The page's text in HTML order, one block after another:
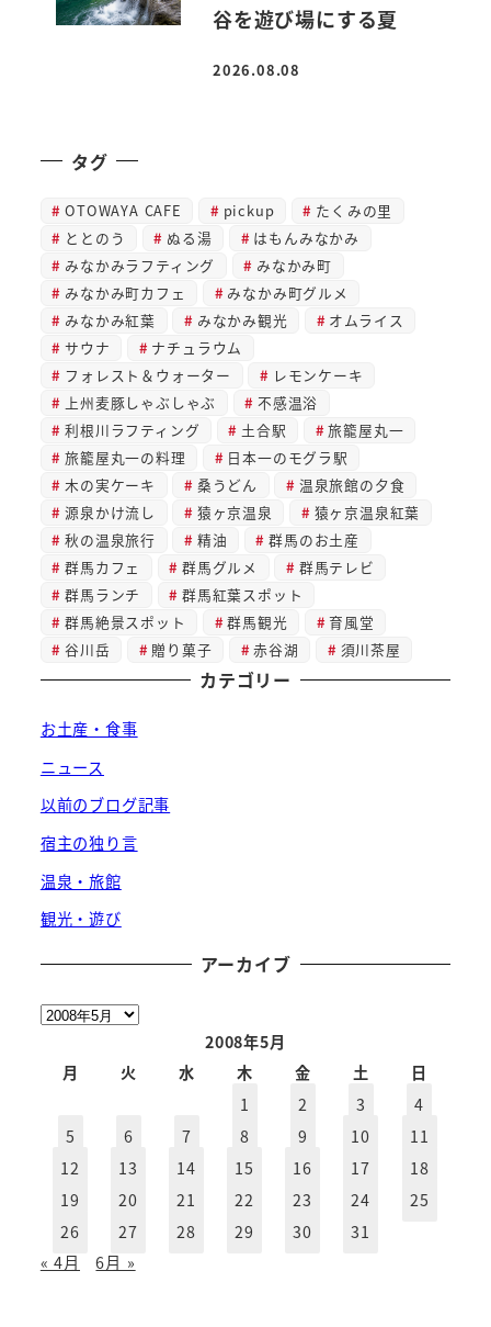
谷を遊び場にする夏
投稿日
2026.08.08
タグ
OTOWAYA CAFE pickup
たくみの里
ととのう
ぬる湯
はもんみなかみ
みなかみラフティング
みなかみ町
みなかみ町カフェ
みなかみ町グルメ
みなかみ紅葉
みなかみ観光
オムライス
サウナ
ナチュラウム
フォレスト＆ウォーター
レモンケーキ
上州麦豚しゃぶしゃぶ
不感温浴
利根川ラフティング
土合駅
旅籠屋丸一
旅籠屋丸一の料理
日本一のモグラ駅
木の実ケーキ
桑うどん
温泉旅館の夕食
源泉かけ流し
猿ヶ京温泉
猿ヶ京温泉紅葉
秋の温泉旅行
精油
群馬のお土産
群馬カフェ
群馬グルメ
群馬テレビ
群馬ランチ
群馬紅葉スポット
群馬絶景スポット
群馬観光
育風堂
谷川岳
贈り菓子 赤谷湖 須川茶屋
カテゴリー
お土産・食事
ニュース
以前のブログ記事
宿主の独り言
温泉・旅館
観光・遊び
アーカイブ
ア
2008年5月
月
火 水 木 金 土
日
1
2 3
4
5
6 7 8 9 10
11
12
13 14 15 16 17
18
19
20 21 22 23 24
25
26
27 28 29 30
31
« 4月
6月 »